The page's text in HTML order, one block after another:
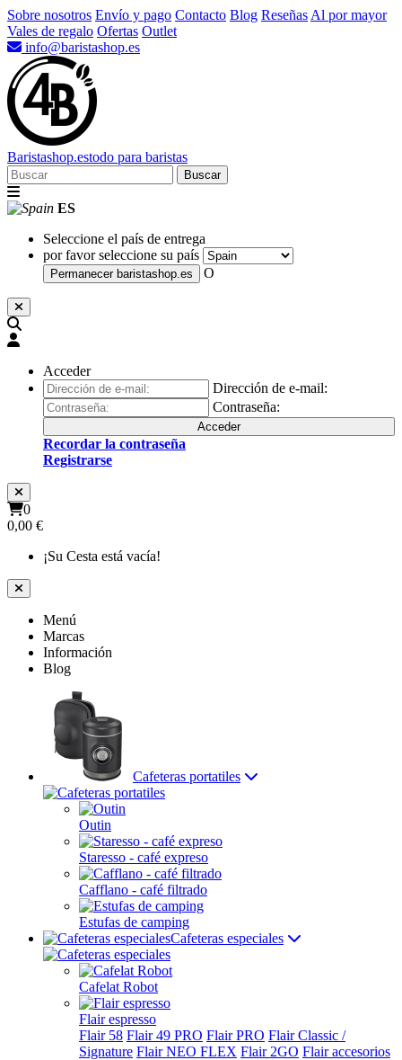
Sobre nosotros Envío y pago Contacto Blog Reseñas Al por mayor
Vales de regalo Ofertas Outlet
info@baristashop.es
Baristashop.estodo para baristas
Buscar
ES
Seleccione el país de entrega
por favor seleccione su país
Permanecer baristashop.es O
Acceder
Dirección de e-mail:
Contraseña:
Acceder
Recordar la contraseña
Registrarse
0
0,00 €
¡Su Cesta está vacía!
Menú
Marcas
Información
Blog
Cafeteras portatiles
Outin
Staresso - café expreso
Cafflano - café filtrado
Estufas de camping
Cafeteras especiales
Cafelat Robot
Flair espresso
Flair 58 Flair 49 PRO Flair PRO Flair Classic /
Signature Flair NEO FLEX Flair 2GO Flair accesorios